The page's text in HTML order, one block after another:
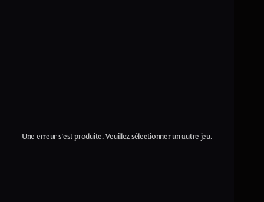
Une erreur s'est produite. Veuillez sélectionner un autre jeu.